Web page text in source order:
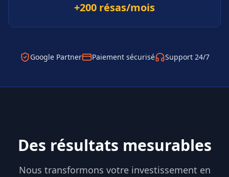
+200 résas/mois
Google Partner Paiement sécurisé Support 24/7
Des résultats mesurables
Nous transformons votre investissement en